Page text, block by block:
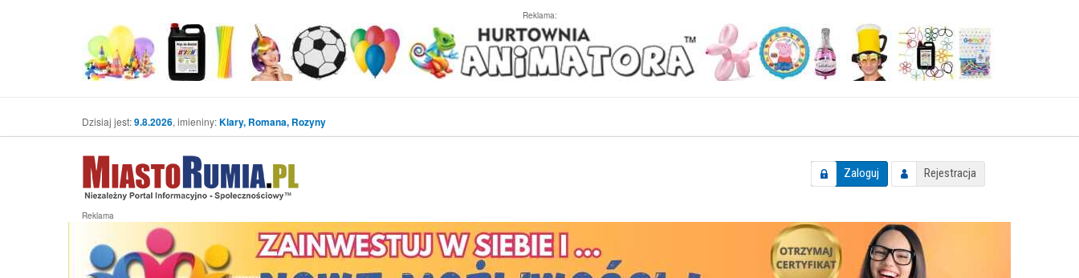
Reklama:
Dzisiaj jest:9.8.2026, imieniny:Klary, Romana, Rozyny
Zaloguj Rejestracja
Reklama